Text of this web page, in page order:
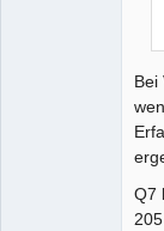
Bei
Q7